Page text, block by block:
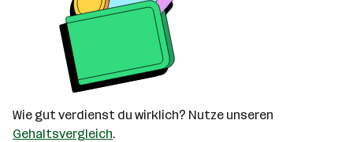
Wie gut verdienst du wirklich? Nutze unseren
Gehaltsvergleich.